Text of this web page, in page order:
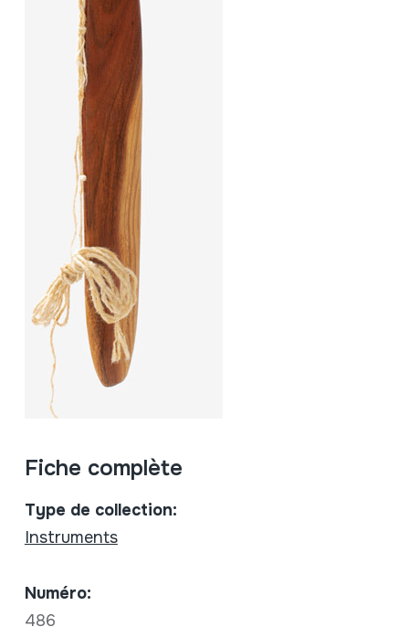
Fiche complète
Type de collection:
Instruments
Numéro:
486